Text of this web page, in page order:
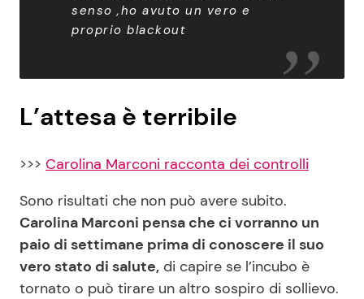
senso ,ho avuto un vero e
proprio blackout
L’attesa è terribile
>>> Carolina Marconi racconta dei controlli
Sono risultati che non può avere subito.
Carolina Marconi pensa che ci vorranno un
paio di settimane prima di conoscere il suo
vero stato di salute, di capire se l’incubo è
tornato o può tirare un altro sospiro di sollievo.